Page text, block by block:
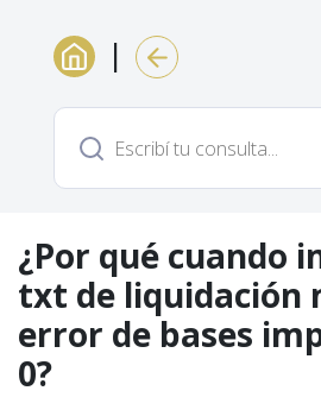
|
¿Por qué cuando
txt de liquidación
error de bases
0?